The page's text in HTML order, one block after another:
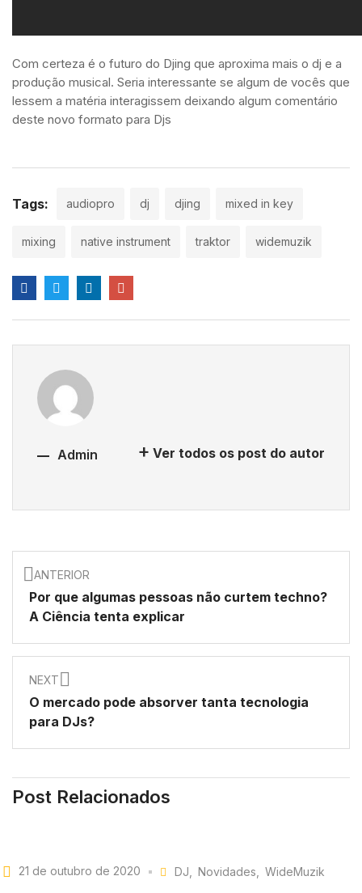
Com certeza é o futuro do Djing que aproxima mais o dj e a
produção musical. Seria interessante se algum de vocês que
lessem a matéria interagissem deixando algum comentário
deste novo formato para Djs
Tags: audiopro dj djing mixed in key
mixing native instrument traktor widemuzik
Admin Ver todos os post do autor
ANTERIOR
Por que algumas pessoas não curtem techno?
A Ciência tenta explicar
NEXT
O mercado pode absorver tanta tecnologia
para DJs?
Post Relacionados
21 de outubro de 2020 DJ Novidades WideMuzik